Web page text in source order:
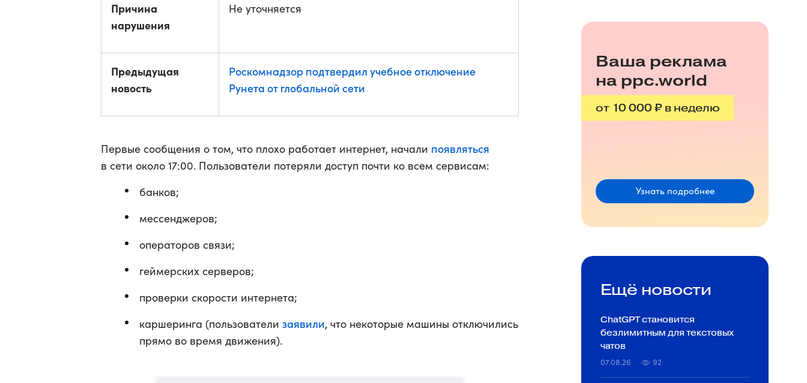
Причина
нарушения
Не уточняется
Предыдущая
новость
Роскомнадзор подтвердил учебное отключение
Рунета от глобальной сети
Первые сообщения о том, что плохо работает интернет, начали появляться
в сети около 17:00. Пользователи потеряли доступ почти ко всем сервисам:
банков;
мессенджеров;
операторов связи;
геймерских серверов;
проверки скорости интернета;
каршеринга (пользователи заявили, что некоторые машины отключились
прямо во время движения).
Ваша реклама
на ppc.world
от 10 000 ₽ в неделю
Узнать подробнее
Ещё новости
ChatGPT становится
безлимитным для текстовых
чатов
07.08.26 92